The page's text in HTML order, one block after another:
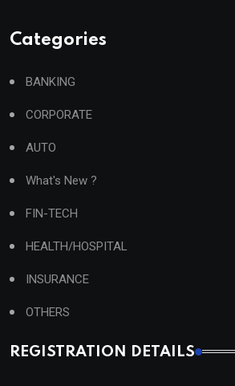
Categories
BANKING
CORPORATE
AUTO
What's New ?
FIN-TECH
HEALTH/HOSPITAL
INSURANCE
OTHERS
REGISTRATION DETAILS